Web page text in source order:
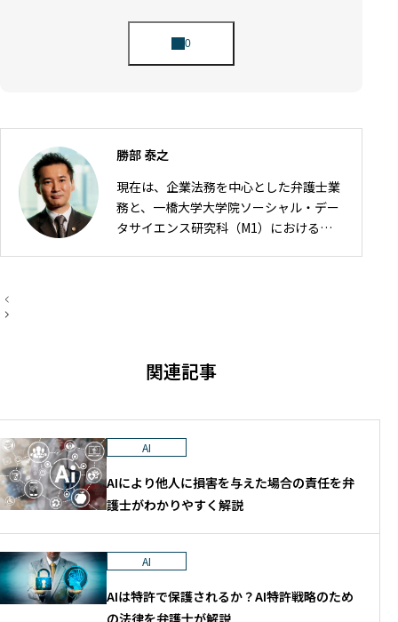
勝部 泰之
現在は、企業法務を中心とした弁護士業
務と、一橋大学大学院ソーシャル・デー
タサイエンス研究科（M1）における研
の構造化や生成AI・データサイエンスを
投
稿
関連記事
AI
AIにより他人に損害を与えた場合の責任を弁
護士がわかりやすく解説
AI
AIは特許で保護されるか？AI特許戦略のため